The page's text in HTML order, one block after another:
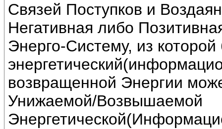
Связей Поступков и
Негативная либо
Энерго-Систему, из
возвращенной Энергии
Унижаемой/Возвышаемой